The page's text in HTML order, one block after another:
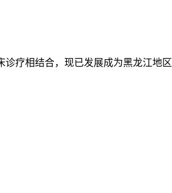
疗相结合，现已发展成为黑龙江地区